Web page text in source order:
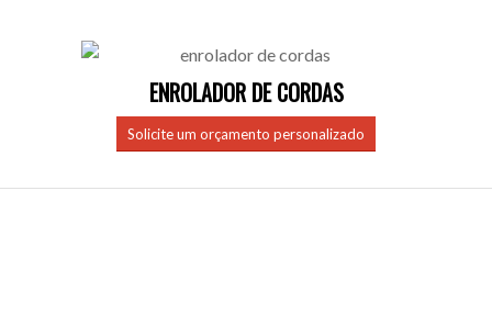
ENROLADOR DE CORDAS
Solicite um orçamento personalizado